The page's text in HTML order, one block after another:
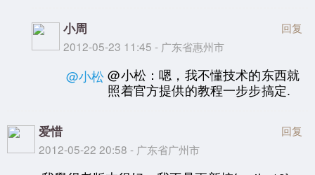
小周
2012-05-23 11:45 - 广东省惠州市
回复
@小松 @小松：嗯，我不懂技术的东西就
照着官方提供的教程一步步搞定.
爱惜
2012-05-22 20:58 - 广东省广州市
回复